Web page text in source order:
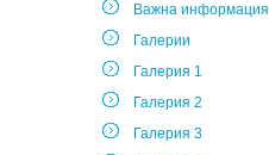
Важна информация
Галерии
Галерия 1
Галерия 2
Галерия 3